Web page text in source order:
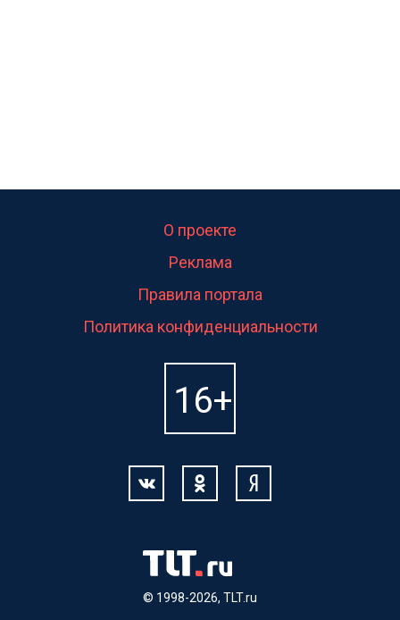
© 1998-2026, TLT.ru
О проекте
Реклама
Правила портала
Политика конфиденциальности